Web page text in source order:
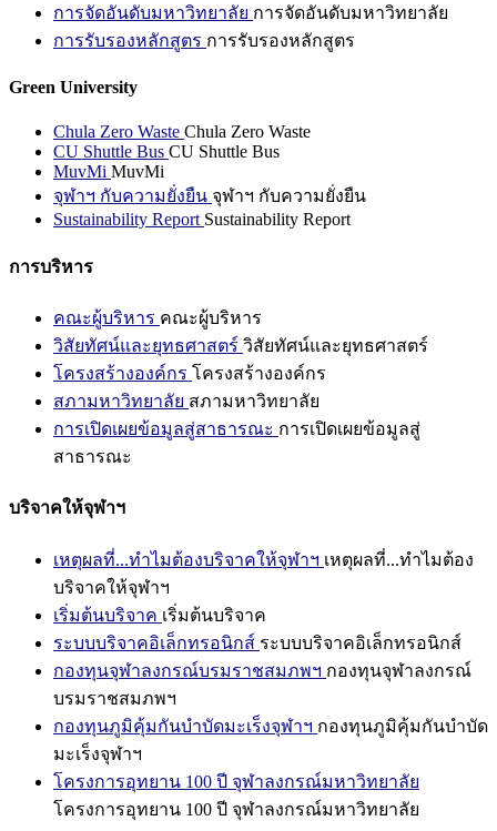
การจัดอันดับมหาวิทยาลัย การจัดอันดับมหาวิทยาลัย
การรับรองหลักสูตร การรับรองหลักสูตร
Green University
Chula Zero Waste Chula Zero Waste
CU Shuttle Bus CU Shuttle Bus
MuvMi MuvMi
จุฬาฯ กับความยั่งยืน จุฬาฯ กับความยั่งยืน
Sustainability Report Sustainability Report
การบริหาร
คณะผู้บริหาร คณะผู้บริหาร
วิสัยทัศน์และยุทธศาสตร์ วิสัยทัศน์และยุทธศาสตร์
โครงสร้างองค์กร โครงสร้างองค์กร
สภามหาวิทยาลัย สภามหาวิทยาลัย
การเปิดเผยข้อมูลสู่สาธารณะ การเปิดเผยข้อมูลสู่
สาธารณะ
บริจาคให้จุฬาฯ
เหตุผลที่...ทำไมต้องบริจาคให้จุฬาฯ เหตุผลที่...ทำไมต้อง
บริจาคให้จุฬาฯ
เริ่มต้นบริจาค เริ่มต้นบริจาค
ระบบบริจาคอิเล็กทรอนิกส์ ระบบบริจาคอิเล็กทรอนิกส์
กองทุนจุฬาลงกรณ์บรมราชสมภพฯ กองทุนจุฬาลงกรณ์
บรมราชสมภพฯ
กองทุนภูมิคุ้มกันบำบัดมะเร็งจุฬาฯ กองทุนภูมิคุ้มกันบำบัด
มะเร็งจุฬาฯ
โครงการอุทยาน 100 ปี จุฬาลงกรณ์มหาวิทยาลัย
โครงการอุทยาน 100 ปี จุฬาลงกรณ์มหาวิทยาลัย